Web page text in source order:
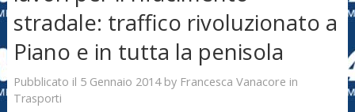
stradale: traffico rivoluzionato a
Piano e in tutta la penisola
Pubblicato il 5 Gennaio 2014by Francesca Vanacore in
Trasporti